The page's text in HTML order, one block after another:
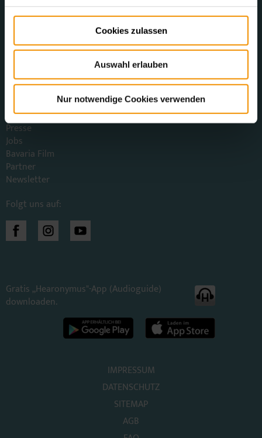
Cookies zulassen
Auswahl erlauben
Nur notwendige Cookies verwenden
Bavaria Film GmbH
82031 Geiselgasteig bei München
Telefon: +49 89 6499-2000
E-Mail:filmstadt@bavaria-film.de
Kontakt
Presse
Jobs
Bavaria Film
Partner
Newsletter
Folgt uns auf:
Gratis „Hearonymus"-App (Audioguide)
downloaden.
IMPRESSUM
DATENSCHUTZ
SITEMAP
AGB